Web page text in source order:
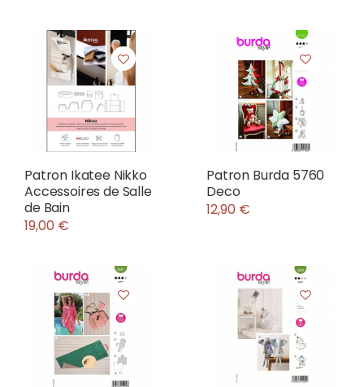
Patron Ikatee Nikko
Accessoires de Salle
de Bain
19,00 €
Patron Burda 5760
Deco
12,90 €